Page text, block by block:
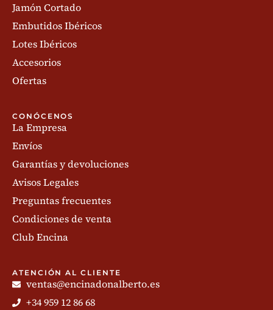
Jamón Cortado
Embutidos Ibéricos
Lotes Ibéricos
Accesorios
Ofertas
CONÓCENOS
La Empresa
Envíos
Garantías y devoluciones
Avisos Legales
Preguntas frecuentes
Condiciones de venta
Club Encina
ATENCIÓN AL CLIENTE
ventas@encinadonalberto.es
+34 959 12 86 68